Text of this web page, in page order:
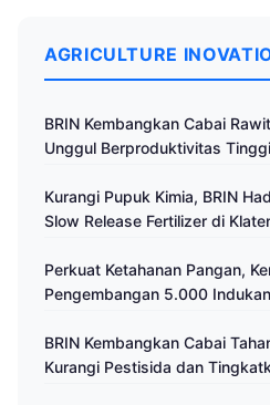
AGRICULTURE
BRIN Kembangkan Cabai
Unggul Berproduktivitas Tinggi
Kurangi Pupuk Kimia, BRIN
Slow Release Fertilizer di
Perkuat Ketahanan Pangan,
Pengembangan 5.000
BRIN Kembangkan Cabai
Kurangi Pestisida dan